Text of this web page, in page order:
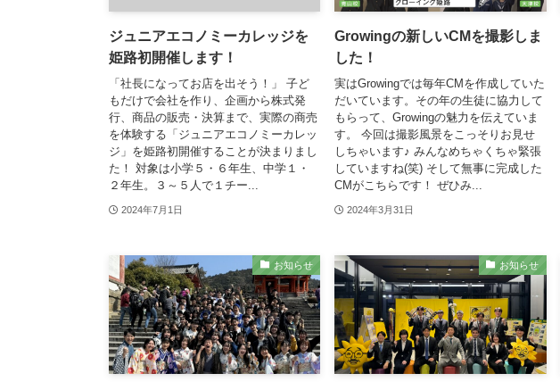
ジュニアエコノミーカレッジを
姫路初開催します！
「社長になってお店を出そう！」 子ど
もだけで会社を作り、企画から株式発
行、商品の販売・決算まで、実際の商売
を体験する「ジュニアエコノミーカレッ
ジ」を姫路初開催することが決まりまし
た！ 対象は小学５・６年生、中学１・
２年生。３～５人で１チー...
2024年7月1日
Growingの新しいCMを撮影しま
した！
実はGrowingでは毎年CMを作成していた
だいています。その年の生徒に協力して
もらって、Growingの魅力を伝えていま
す。 今回は撮影風景をこっそりお見せ
しちゃいます♪ みんなめちゃくちゃ緊張
していますね(笑) そして無事に完成した
CMがこちらです！ ぜひみ...
2024年3月31日
お知らせ お知らせ